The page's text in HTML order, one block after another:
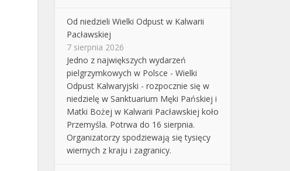
Od niedzieli Wielki Odpust w Kalwarii
Pacławskiej
7 sierpnia 2026
Jedno z największych wydarzeń
pielgrzymkowych w Polsce - Wielki
Odpust Kalwaryjski - rozpocznie się w
niedzielę w Sanktuarium Męki Pańskiej i
Matki Bożej w Kalwarii Pacławskiej koło
Przemyśla. Potrwa do 16 sierpnia.
Organizatorzy spodziewają się tysięcy
wiernych z kraju i zagranicy.